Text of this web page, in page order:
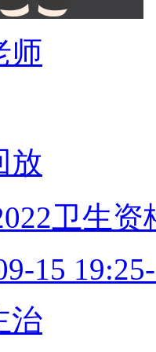
师
放
卫生
15
治